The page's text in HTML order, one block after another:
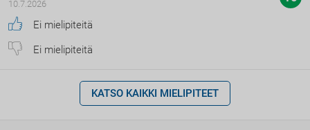
10.7.2026
Ei mielipiteitä
Ei mielipiteitä
KATSO KAIKKI MIELIPITEET